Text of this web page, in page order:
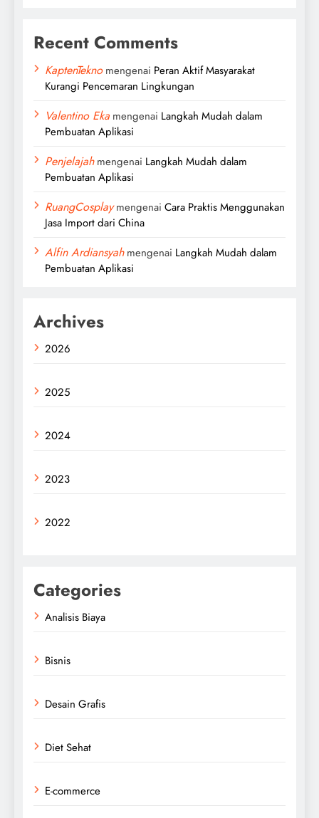
Recent Comments
KaptenTeknomengenai Peran Aktif Masyarakat
Kurangi Pencemaran Lingkungan
Valentino Eka mengenai Langkah Mudah dalam
Pembuatan Aplikasi
Penjelajahmengenai Langkah Mudah dalam
Pembuatan Aplikasi
RuangCosplaymengenai Cara Praktis Menggunakan
Jasa Import dari China
Alfin Ardiansyahmengenai Langkah Mudah dalam
Pembuatan Aplikasi
Archives
2026
2025
2024
2023
2022
Categories
Analisis Biaya
Bisnis
Desain Grafis
Diet Sehat
E-commerce